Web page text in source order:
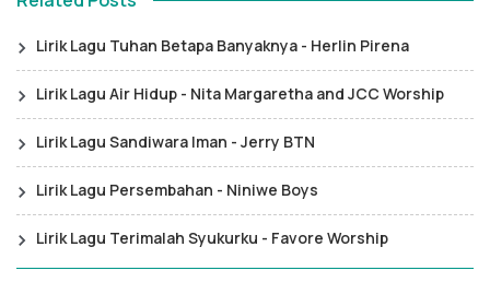
Lirik Lagu Tuhan Betapa Banyaknya - Herlin Pirena
Lirik Lagu Air Hidup - Nita Margaretha and JCC Worship
Lirik Lagu Sandiwara Iman - Jerry BTN
Lirik Lagu Persembahan - Niniwe Boys
Lirik Lagu Terimalah Syukurku - Favore Worship